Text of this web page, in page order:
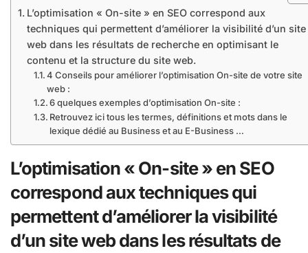
L’optimisation « On-site » en SEO correspond aux
techniques qui permettent d’améliorer la visibilité d’un site
web dans les résultats de recherche en optimisant le
contenu et la structure du site web.
4 Conseils pour améliorer l’optimisation On-site de votre site
web :
6 quelques exemples d’optimisation On-site :
Retrouvez ici tous les termes, définitions et mots dans le
lexique dédié au Business et au E-Business …
L’optimisation « On-site » en SEO
correspond aux techniques qui
permettent d’améliorer la visibilité
d’un site web dans les résultats de